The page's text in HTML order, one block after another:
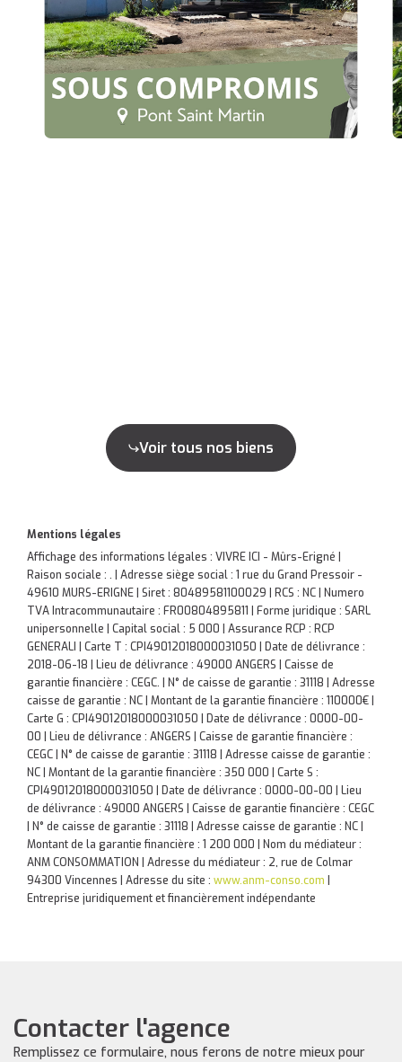
Voir tous nos biens
Mentions légales
Affichage des informations légales : VIVRE ICI - Mûrs-Erigné |
Raison sociale : . | Adresse siège social : 1 rue du Grand Pressoir -
49610 MURS-ERIGNE | Siret : 80489581100029 | RCS : NC | Numero
TVA Intracommunautaire : FR00804895811 | Forme juridique : SARL
unipersonnelle | Capital social : 5 000 | Assurance RCP : RCP
GENERALI | Carte T : CPI49012018000031050 | Date de délivrance :
2018-06-18 | Lieu de délivrance : 49000 ANGERS | Caisse de
garantie financière : CEGC. | N° de caisse de garantie : 31118 | Adresse
caisse de garantie : NC | Montant de la garantie financière : 110000€ |
Carte G : CPI49012018000031050 | Date de délivrance : 0000-00-
00 | Lieu de délivrance : ANGERS | Caisse de garantie financière :
CEGC | N° de caisse de garantie : 31118 | Adresse caisse de garantie :
NC | Montant de la garantie financière : 350 000 | Carte S :
CPI49012018000031050 | Date de délivrance : 0000-00-00 | Lieu
de délivrance : 49000 ANGERS | Caisse de garantie financière : CEGC
| N° de caisse de garantie : 31118 | Adresse caisse de garantie : NC |
Montant de la garantie financière : 1 200 000 | Nom du médiateur :
ANM CONSOMMATION | Adresse du médiateur : 2, rue de Colmar
94300 Vincennes | Adresse du site : www.anm-conso.com
Entreprise juridiquement et financièrement indépendante
Contacter l'agence
Remplissez ce formulaire, nous ferons de notre mieux pour